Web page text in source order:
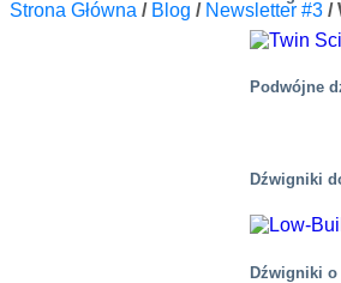
Podwójne
Dźwigniki
Dźwigniki
Strona Główna / Blog / Newsletter #3 /